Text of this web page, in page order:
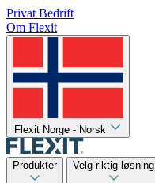
Privat Bedrift
Om Flexit
Flexit Norge - Norsk
Produkter Velg riktig løsning